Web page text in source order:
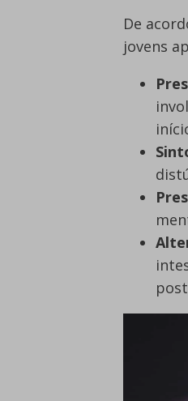
De
jovens